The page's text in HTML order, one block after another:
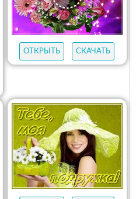
ОТКРЫТЬ СКАЧАТЬ